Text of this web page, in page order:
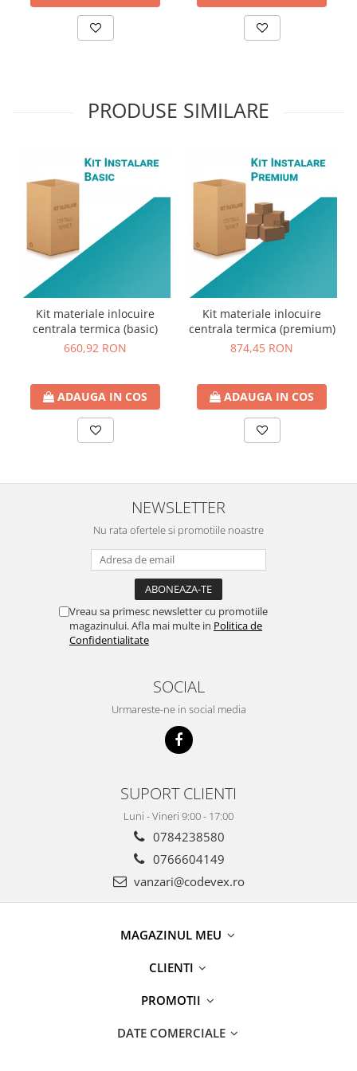
PRODUSE SIMILARE
Kit materiale inlocuire
centrala termica (basic)
660,92 RON
ADAUGA IN COS
Kit materiale inlocuire
centrala termica (premium)
874,45 RON
ADAUGA IN COS
NEWSLETTER
Nu rata ofertele si promotiile noastre
Vreau sa primesc newsletter cu promotiile
magazinului. Afla mai multe in Politica de
Confidentialitate
SOCIAL
Urmareste-ne in social media
SUPORT CLIENTI
Luni - Vineri 9:00 - 17:00
0784238580
0766604149
vanzari@codevex.ro
MAGAZINUL MEU
CLIENTI
PROMOTII
DATE COMERCIALE